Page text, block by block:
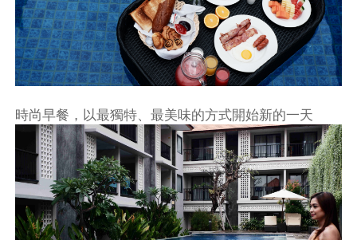
時尚早餐，以最獨特、最美味的方式開始新的一天